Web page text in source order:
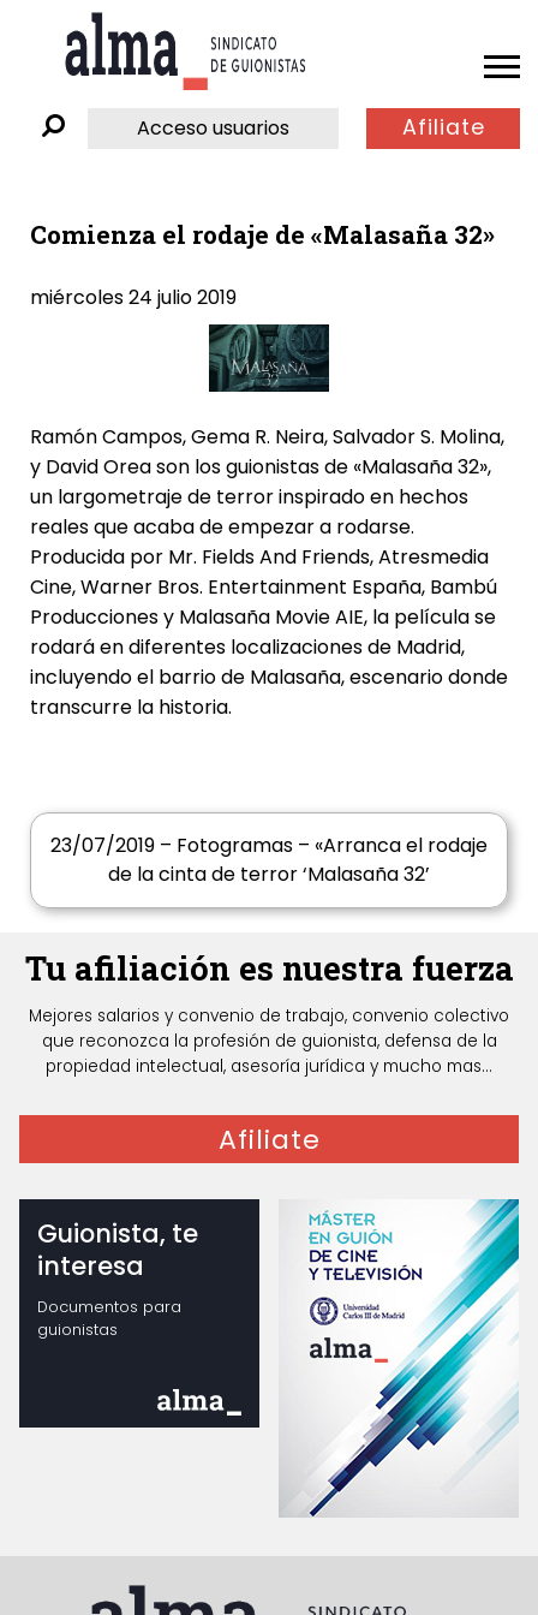
Acceso usuarios Afiliate
Comienza el rodaje de «Malasaña 32»
miércoles 24 julio 2019
Ramón Campos,Gema R. Neira,Salvador S. Molina,
y David Oreason los guionistas de «Malasaña 32»,
un largometraje de terror inspirado en hechos
reales que acaba de empezar a rodarse.
Producida por Mr. Fields And Friends, Atresmedia
Cine, Warner Bros. Entertainment España, Bambú
Producciones y Malasaña Movie AIE, la película se
rodará en diferentes localizaciones de Madrid,
incluyendo el barrio de Malasaña, escenario donde
transcurre la historia.
23/07/2019 – Fotogramas – «Arranca el rodaje
de la cinta de terror ‘Malasaña 32’
Tu afiliación es nuestra fuerza
Mejores salarios y convenio de trabajo, convenio colectivo
que reconozca la profesión de guionista, defensa de la
propiedad intelectual, asesoría jurídica y mucho mas...
Afiliate
Guionista, te
interesa
Documentos para
guionistas